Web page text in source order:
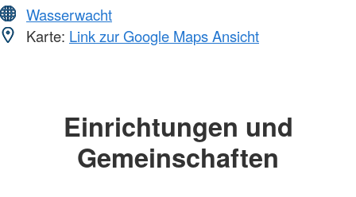
Wasserwacht
Karte: Link zur Google Maps Ansicht
Einrichtungen und
Gemeinschaften